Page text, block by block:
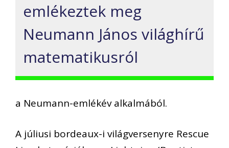
emlékeztek meg
Neumann János világhírű
matematikusról
a Neumann-emlékév alkalmából.
A júliusi bordeaux-i világversenyre Rescue